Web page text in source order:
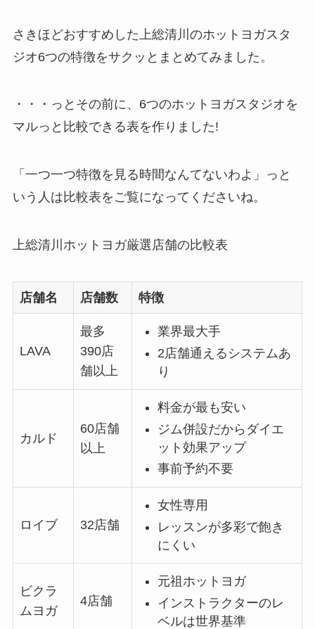
さきほどおすすめした上総清川のホットヨガスタ
ジオ6つの特徴をサクッとまとめてみました。
・・・っとその前に、6つのホットヨガスタジオを
マルっと比較できる表を作りました!
「一つ一つ特徴を見る時間なんてないわよ」っと
いう人は比較表をご覧になってくださいね。
上総清川ホットヨガ厳選店舗の比較表
店舗名 店舗数 特徴
LAVA
最多
390店
舗以上
業界最大手
2店舗通えるシステムあ
り
カルド
60店舗
以上
料金が最も安い
ジム併設だからダイエ
ット効果アップ
事前予約不要
ロイブ 32店舗
女性専用
レッスンが多彩で飽き
にくい
ビクラ
ムヨガ
4店舗
元祖ホットヨガ
インストラクターのレ
ベルは世界基準